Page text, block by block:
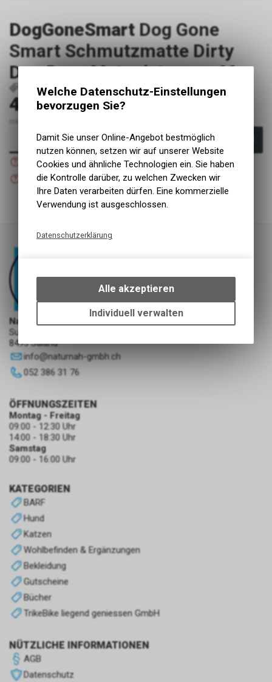
DogGoneSmart Dog Gone
Smart Schmutzmatte Dirty
Dog Door Mat misty grau M
P1044 849670010939
44.30CHF
In den Warenkorb
Versand
Nicht verfügbar
Abholung NaturNah GmbH
NaturNah GmbH
Sunnehofstrasse 7
8493 Saland
info@naturnah-gmbh.ch
052 386 31 76
KATEGORIEN
BARF
Hund
Katzen
Wohlbefinden & Ergänzungen
Bekleidung
Gutscheine
Bücher
TrikeBike liegend geniessen GmbH
NÜTZLICHE INFORMATIONEN
AGB
Datenschutz
ÖFFNUNGSZEITEN
Montag - Freitag
09:00 - 12:30 Uhr
14:00 - 18:30 Uhr
Samstag
09:00 - 16:00 Uhr
Welche Datenschutz-Einstellungen
bevorzugen Sie?
Damit Sie unser Online-Angebot bestmöglich
nutzen können, setzen wir auf unserer Website
Cookies und ähnliche Technologien ein. Sie haben
die Kontrolle darüber, zu welchen Zwecken wir
Ihre Daten verarbeiten dürfen. Eine kommerzielle
Verwendung ist ausgeschlossen.
Datenschutzerklärung
bestimmte Interaktionen und
Einstellungen auf Ihrem Gerät,
um die grundlegenden
Funktionen unseres Online-
ermöglichen. Bitte beachten Sie,
Alle akzeptieren
Individuell verwalten